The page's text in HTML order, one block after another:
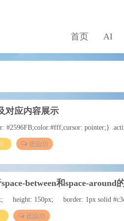
首页 AI
对应内容展示
#2596FB;color:#fff;cursor: pointer;}
评论(0)
between和space-around
height: 150px; border: 1px solid
评论(0)